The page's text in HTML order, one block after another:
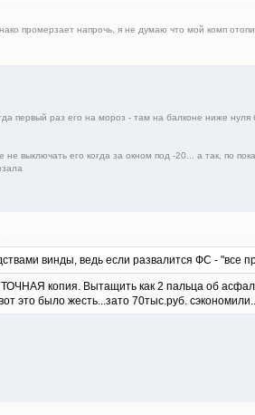
промерзает напрочь, я не думаю что мой комп
первый раз его на мороз - там на балконе ниже
выключать его когда за окном под -20... а так, по
винды, ведь если развалится ФС - "все
копия. Вытащить как 2 пальца об
это было жесть...зато 70тыс.руб. сэкономили..